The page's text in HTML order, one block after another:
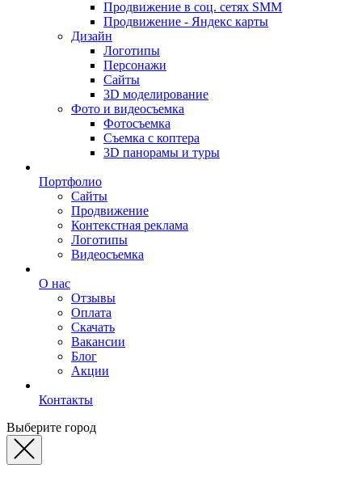
Продвижение в соц. сетях SMM
Продвижение - Яндекс карты
Дизайн
Логотипы
Персонажи
Сайты
3D моделирование
Фото и видеосъемка
Фотосъемка
Съемка с коптера
3D панорамы и туры
Портфолио
Сайты
Продвижение
Контекстная реклама
Логотипы
Видеосъемка
О нас
Отзывы
Оплата
Скачать
Вакансии
Блог
Акции
Контакты
Выберите город